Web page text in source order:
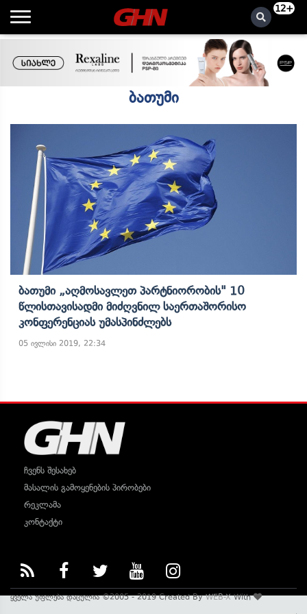
12+
ბათუმი
Ბათუმი „აღმოსავლეთ Პარტნიორობის" 10
Წლისთავისადმი Მიძღვნილ Საერთაშორისო
Კონფერენციას Უმასპინძლებს
05 ივლისი 2019, 22:34
ჩვენს შესახებ
მასალის გამოყენების პირობები
რეკლამა
კონტაქტი
ყველა უფლება დაცულია ©2005 - 2019 Created ByWEB-XWith